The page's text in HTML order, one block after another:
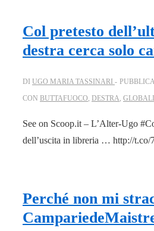
Col pretesto
destra cerca solo
DI UGO MARIA TASSINARI
CON BUTTAFUOCO, DESTRA,
See on Scoop.it – L’Alter-Ugo
dell’uscita in libreria … http://t.co/
Perché non mi